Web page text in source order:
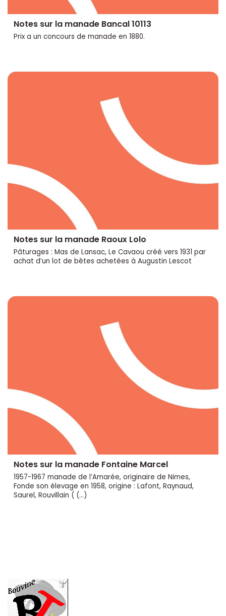
Notes sur la manade Bancal 10113
Prix a un concours de manade en 1880.
Notes sur la manade Raoux Lolo
Pâturages : Mas de Lansac, Le Cavaou créé vers 1931 par
achat d’un lot de bêtes achetées à Augustin Lescot
Notes sur la manade Fontaine Marcel
1957-1967 manade de l’Amarée, originaire de Nimes,
Fonde son élevage en 1958, origine : Lafont, Raynaud,
Saurel, Rouvillain ( (…)